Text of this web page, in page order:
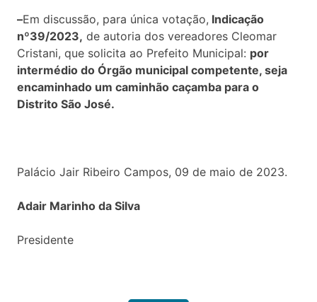
–Em discussão, para única votação, Indicação
nº39/2023, de autoria dos vereadores Cleomar
Cristani, que solicita ao Prefeito Municipal: por
intermédio do Órgão municipal competente, seja
encaminhado um caminhão caçamba para o
Distrito São José.
Palácio Jair Ribeiro Campos, 09 de maio de 2023.
Adair Marinho da Silva
Presidente